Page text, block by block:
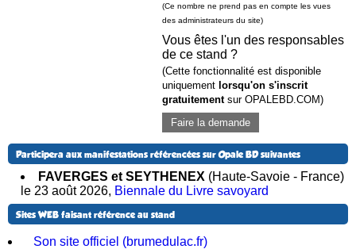
(Ce nombre ne prend pas en compte les vues
des administrateurs du site)
Vous êtes l'un des responsables
de ce stand ?
(Cette fonctionnalité est disponible
uniquement lorsqu'on s'inscrit
gratuitementsur OPALEBD.COM)
Faire la demande
Participera aux manifestations référencées sur Opale BD suivantes
FAVERGES et SEYTHENEX (Haute-Savoie - France)
le 23 août 2026, Biennale du Livre savoyard
Sites WEB faisant référence au stand
Son site officiel (brumedulac.fr)